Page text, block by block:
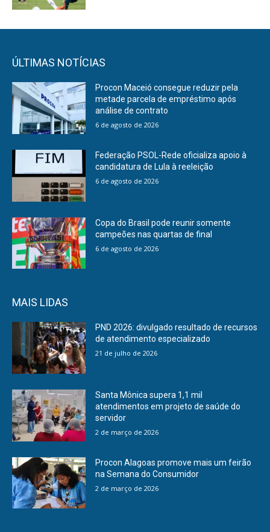
ÚLTIMAS NOTÍCIAS
Procon Maceió consegue reduzir pela
metade parcela de empréstimo após
análise de contrato
6 de agosto de 2026
Federação PSOL-Rede oficializa apoio à
candidatura de Lula à reeleição
6 de agosto de 2026
Copa do Brasil pode reunir somente
campeões nas quartas de final
6 de agosto de 2026
MAIS LIDAS
PND 2026: divulgado resultado de recursos
de atendimento especializado
21 de julho de 2026
Santa Mônica supera 1,1 mil
atendimentos em projeto de saúde do
servidor
2 de março de 2026
Procon Alagoas promove mais um feirão
na Semana do Consumidor
2 de março de 2026